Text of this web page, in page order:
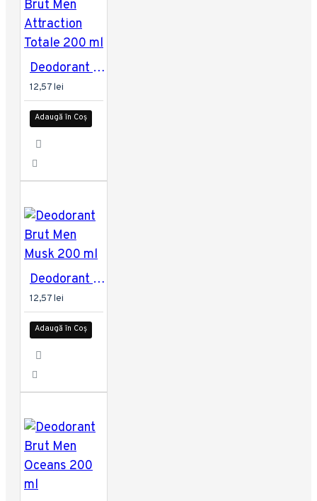
Deodorant Brut Men Attraction Totale 200 ml
12,57 lei
Adaugă în Coș
Deodorant Brut Men Musk 200 ml
12,57 lei
Adaugă în Coș